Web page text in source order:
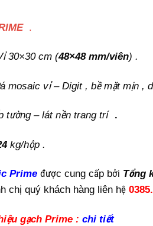
.
30×30 cm (48×48 mm/viên) .
mosaic vỉ – Digit , bề mặt mịn ,
tường – lát nền trang trí .
kg/hộp .
Prime được cung cấp bởi Tổng
chị quý khách hàng liên hệ
gạch Prime : chi tiết